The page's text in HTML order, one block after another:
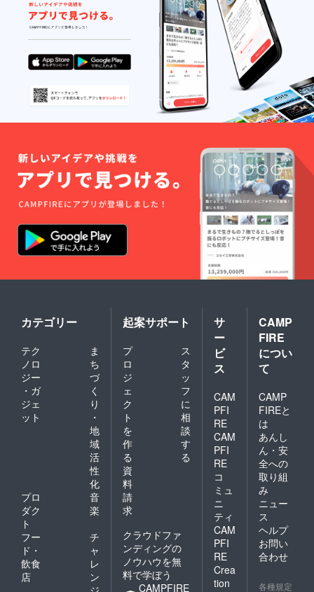
カテゴリー
テク
ノロ
ジー
・ガ
ジェ
ット
ま
ち
づ
く
り
・
地
域
活
性
化
プロ
ダク
ト
音
楽
フー
ド・
飲食
店
チ
ャ
レ
ン
起案サポート
プ
ロ
ジ
ェ
ク
ト
を
作
る
ス
タ
ッ
フ
に
相
談
す
る
資
料
請
求
クラウドファ
ンディングの
ノウハウを無
料で学ぼう
CAMPFIRE
サ
ー
ビ
ス
CAM
PFI
RE
CAM
PFI
RE
コ
ミュ
ニ
ティ
CAM
PFI
RE
Crea
tion
CAMP
FIRE
につい
て
CAMP
FIREと
は
あんし
ん・安
全への
取り組
み
ニュー
ス
ヘルプ
お問い
合わせ
各種規定